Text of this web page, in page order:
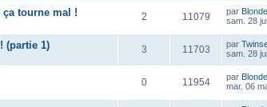
ça tourne mal ! 2 11079 par
sam. 28
(partie 1) 3 11703 par
sam. 28
0 11954 par
mar. 06